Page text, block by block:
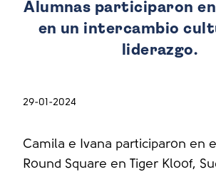
Alumnas participaron
en un intercambio
liderazgo.
29-01-2024
Camila e Ivana participaron en
Round Square en Tiger Kloof,